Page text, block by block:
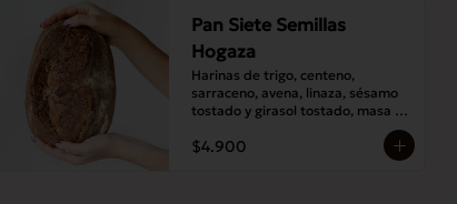
Pan Siete Semillas
Hogaza
Harinas de trigo, centeno,
sarraceno, avena, linaza, sésamo
tostado y girasol tostado, masa
$4.900